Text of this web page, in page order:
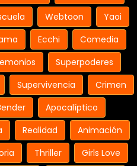
Webtoon
Yaoi
Ecchi
Comedia
Superpoderes
Supervivencia
Crimen
Apocalíptico
Realidad
Animación
Thriller Girls Love